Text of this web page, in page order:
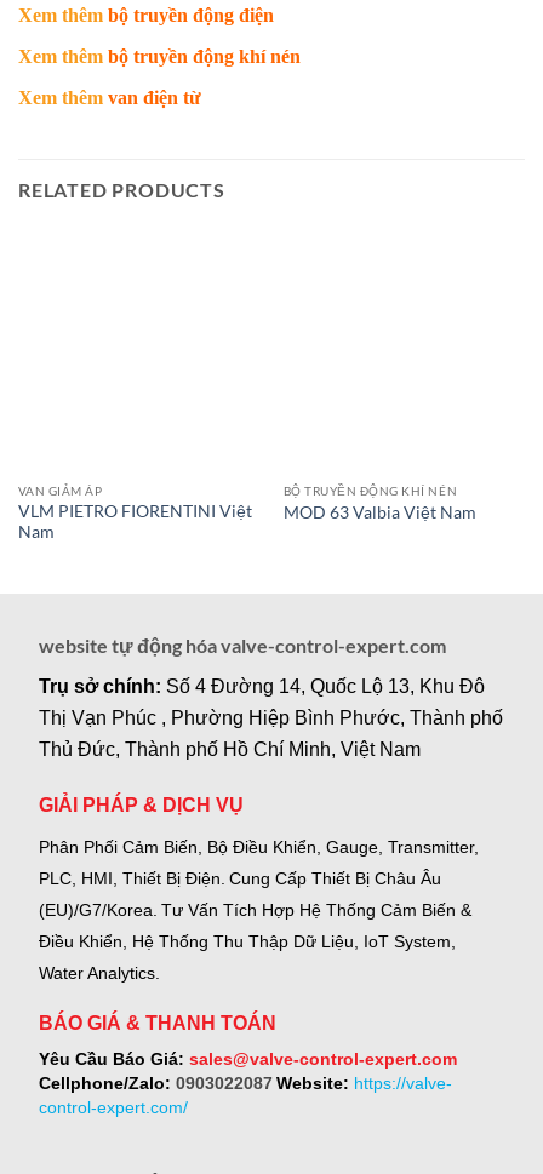
Xem thêm bộ truyền động điện
Xem thêm bộ truyền động khí nén
Xem thêm van điện từ
RELATED PRODUCTS
VAN GIẢM ÁP
VLM PIETRO FIORENTINI Việt
Nam
BỘ TRUYỀN ĐỘNG KHÍ NÉN
MOD 63 Valbia Việt Nam
website tự động hóa valve-control-expert.com
Trụ sở chính: Số 4 Đường 14, Quốc Lộ 13, Khu Đô
Thị Vạn Phúc , Phường Hiệp Bình Phước, Thành phố
Thủ Đức, Thành phố Hồ Chí Minh, Việt Nam
GIẢI PHÁP & DỊCH VỤ
Phân Phối Cảm Biến, Bộ Điều Khiển, Gauge, Transmitter,
PLC, HMI, Thiết Bị Điện. Cung Cấp Thiết Bị Châu Âu
(EU)/G7/Korea. Tư Vấn Tích Hợp Hệ Thống Cảm Biến &
Điều Khiển, Hệ Thống Thu Thập Dữ Liệu, IoT System,
Water Analytics.
BÁO GIÁ & THANH TOÁN
Yêu Cầu Báo Giá: sales@valve-control-expert.com
Cellphone/Zalo: 0903022087 Website: https://valve-
control-expert.com/